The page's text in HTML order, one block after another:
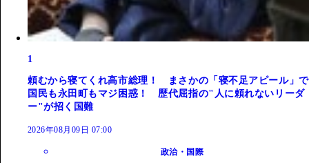
1
頼むから寝てくれ高市総理！ まさかの「寝不足アピール」で
国民も永田町もマジ困惑！ 歴代屈指の"人に頼れないリーダ
ー"が招く国難
2026年08月09日 07:00
政治・国際